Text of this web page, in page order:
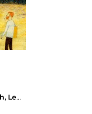
Vincent van Gogh, Leven om te schilderen